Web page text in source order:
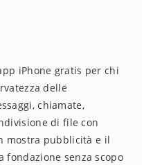
iPhone gratis per chi
delle
chiamate,
di file con
mostra pubblicità e il
fondazione senza scopo